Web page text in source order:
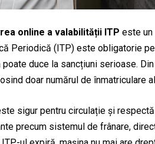
online a valabilității ITP este un
Periodică (ITP) este obligatorie
duce la sancțiuni serioase.
doar numărul de înmatriculare
sigur pentru circulație și
precum sistemul de frânare,